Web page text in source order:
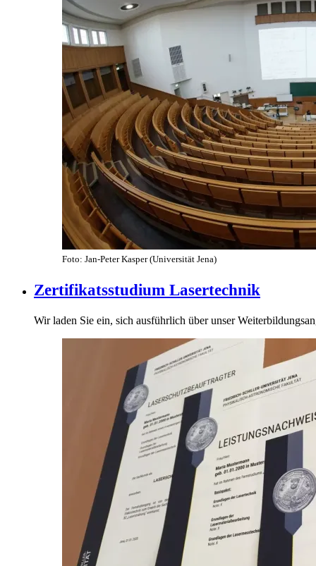
Foto: Jan-Peter Kasper (Universität Jena)
Zertifikatsstudium Lasertechnik
Wir laden Sie ein, sich ausführlich über unser